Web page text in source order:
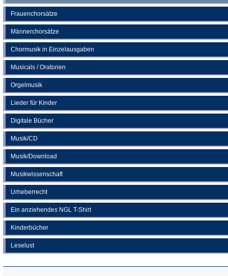
Frauenchorsätze
Männerchorsätze
Chormusik in Einzelausgaben
Musicals / Oratorien
Orgelmusik
Lieder für Kinder
Digitale Bücher
Musik/CD
Musik/Download
Musikwissenschaft
Urheberrecht
Ein anziehendes NGL T-Shirt
Kinderbücher
Leselust